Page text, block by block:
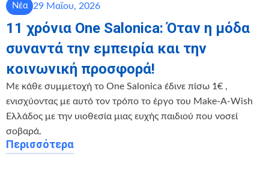
Νέα 29 Μαΐου, 2026
11 χρόνια One Salonica: Όταν η μόδα
συναντά την εμπειρία και την
κοινωνική προσφορά!
Με κάθε συμμετοχή το One Salonica έδινε πίσω 1€ ,
ενισχύοντας με αυτό τον τρόπο το έργο του Make-A-Wish
Ελλάδος με την υιοθεσία μιας ευχής παιδιού που νοσεί
σοβαρά.
Περισσότερα